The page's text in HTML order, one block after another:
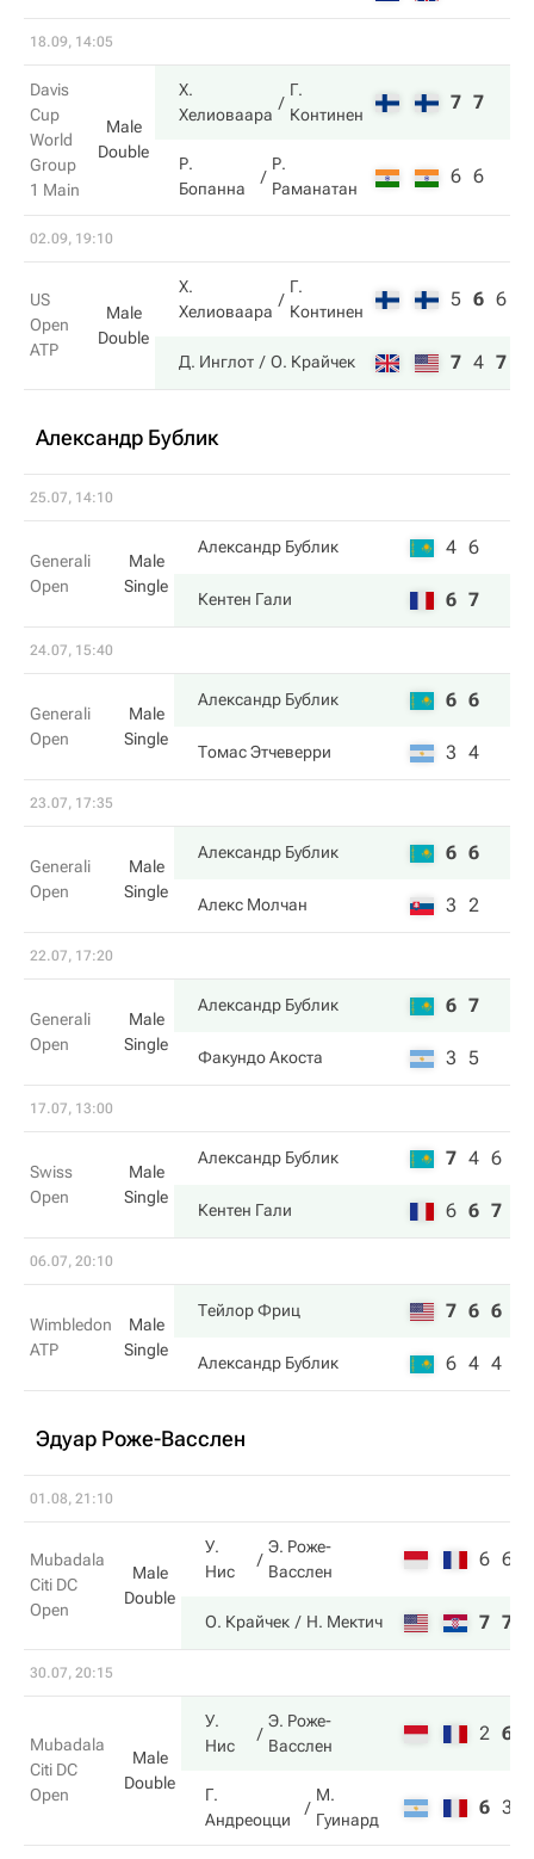
18.09, 14:05
Davis
Cup
World
Group
1 Main
Male
Double
Х.
Хелиоваара
Г.
Континен
7 7
Р.
Бопанна
Р.
Раманатан
6 6
02.09, 19:10
US
Open
ATP
Male
Double
Х.
Хелиоваара
Г.
Континен
5 6 6
Д. Инглот О. Крайчек 7 4 7
Александр Бублик
25.07, 14:10
Generali
Open
Male
Single
Александр Бублик 4 6
Кентен Гали 6 7
24.07, 15:40
Generali
Open
Male
Single
Александр Бублик 6 6
Томас Этчеверри 3 4
23.07, 17:35
Generali
Open
Male
Single
Александр Бублик 6 6
Алекс Молчан 3 2
22.07, 17:20
Generali
Open
Male
Single
Александр Бублик 6 7
Факундо Акоста 3 5
17.07, 13:00
Swiss
Open
Male
Single
Александр Бублик 7 4 6
Кентен Гали 6 6 7
06.07, 20:10
Wimbledon
ATP
Male
Single
Тейлор Фриц 7 6 6
Александр Бублик 6 4 4
Эдуар Роже-Васслен
01.08, 21:10
Mubadala
Citi DC
Open
Male
Double
У.
Нис
Э. Роже-
Васслен
6 6
О. Крайчек Н. Мектич 7 7
30.07, 20:15
Mubadala
Citi DC
Open
Male
Double
У.
Нис
Э. Роже-
Васслен
2 6
Г.
Андреоцци
М.
Гуинард
6 3